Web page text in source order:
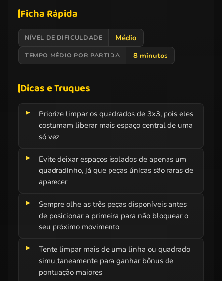
Ficha Rápida
NÍVEL DE DIFICULDADE Médio
TEMPO MÉDIO POR PARTIDA 8 minutos
Dicas e Truques
Priorize limpar os quadrados de 3x3, pois eles
costumam liberar mais espaço central de uma
só vez
Evite deixar espaços isolados de apenas um
quadradinho, já que peças únicas são raras de
aparecer
Sempre olhe as três peças disponíveis antes
de posicionar a primeira para não bloquear o
seu próximo movimento
Tente limpar mais de uma linha ou quadrado
simultaneamente para ganhar bônus de
pontuação maiores